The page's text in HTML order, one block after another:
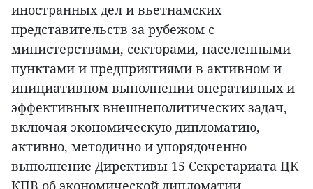
иностранных дел и вьетнамских
представительств за рубежом с
министерствами, секторами, населенными
пунктами и предприятиями в активном и
инициативном выполнении оперативных и
эффективных внешнеполитических задач,
включая экономическую дипломатию,
активно, методично и упорядоченно
выполнение Директивы 15 Секретариата ЦК